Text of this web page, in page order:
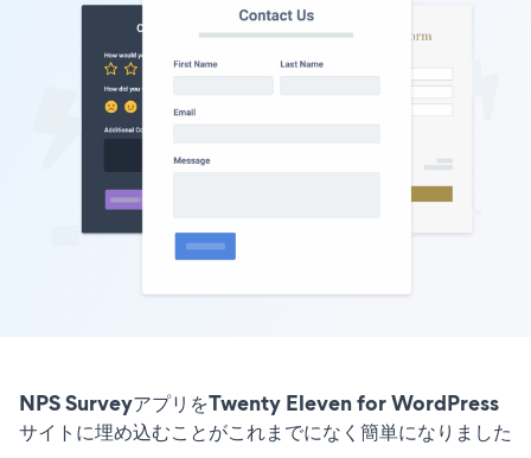
NPS SurveyアプリをTwenty Eleven for WordPress
サイトに埋め込むことがこれまでになく簡単になりました